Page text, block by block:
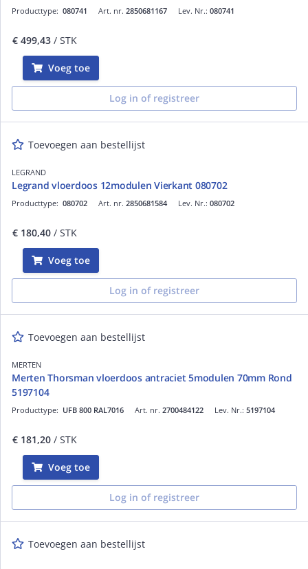
Art. nr. 2850681167
Producttype: 080741 Lev. Nr.: 080741
€ 499,43 / STK
Voeg toe
Log in of registreer
Toevoegen aan bestellijst
LEGRAND
Legrand vloerdoos 12modulen Vierkant 080702
Art. nr. 2850681584
Producttype: 080702 Lev. Nr.: 080702
€ 180,40 / STK
Voeg toe
Log in of registreer
Toevoegen aan bestellijst
MERTEN
Merten Thorsman vloerdoos antraciet 5modulen 70mm Rond
5197104
Art. nr. 2700484122
Producttype: UFB 800 RAL7016 Lev. Nr.: 5197104
€ 181,20 / STK
Voeg toe
Log in of registreer
Toevoegen aan bestellijst